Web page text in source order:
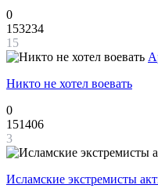
0
153234
15
Никто не хотел воевать
0
151406
3
Исламские экстремисты